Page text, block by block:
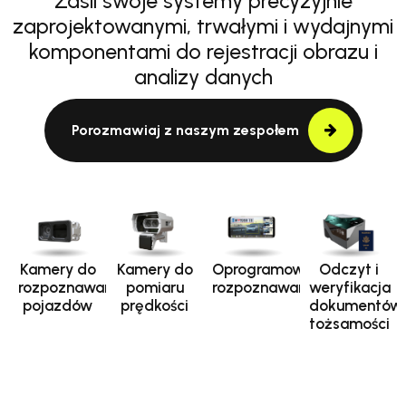
zaprojektowanymi, trwałymi i wydajnymi
komponentami do rejestracji obrazu i
analizy danych
Porozmawiaj z naszym zespołem
Kamery do
rozpoznawania
pojazdów
Kamery do
pomiaru
prędkości
Oprogramowanie
rozpoznawania
Odczyt i
weryfikacja
dokumentów
tożsamości